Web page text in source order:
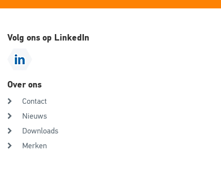
Volg ons op LinkedIn
Over ons
Contact
Nieuws
Downloads
Merken